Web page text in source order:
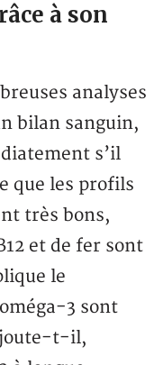
à son
analyses
bilan sanguin,
s’il
que les profils
très bons,
et de fer sont
le
3 sont
t-il,